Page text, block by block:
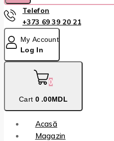
Telefon
+373 69 39 20 21
My Account
Log In
0
Cart 0 .00MDL
Acasă
Magazin